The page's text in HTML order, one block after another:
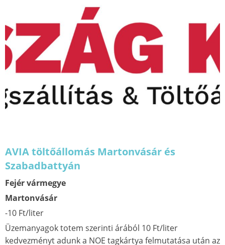
AVIA töltőállomás Martonvásár és
Szabadbattyán
Fejér vármegye
Martonvásár
-10 Ft/liter
Üzemanyagok totem szerinti árából 10 Ft/liter
kedvezményt adunk a NOE tagkártya felmutatása után az